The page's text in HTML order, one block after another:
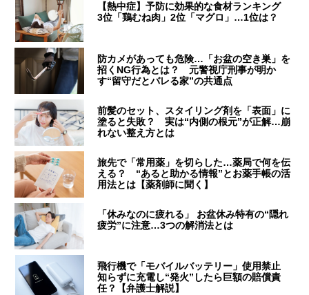
【熱中症】予防に効果的な食材ランキング
3位「鶏むね肉」2位「マグロ」…1位は？
防カメがあっても危険…「お盆の空き巣」を
招くNG行為とは？ 元警視庁刑事が明か
す“留守だとバレる家”の共通点
前髪のセット、スタイリング剤を「表面」に
塗ると失敗？ 実は“内側の根元”が正解…崩
れない整え方とは
旅先で「常用薬」を切らした…薬局で何を伝
える？ “あると助かる情報”とお薬手帳の活
用法とは【薬剤師に聞く】
「休みなのに疲れる」 お盆休み特有の“隠れ
疲労”に注意…3つの解消法とは
飛行機で「モバイルバッテリー」使用禁止
知らずに充電し“発火”したら巨額の賠償責
任？【弁護士解説】